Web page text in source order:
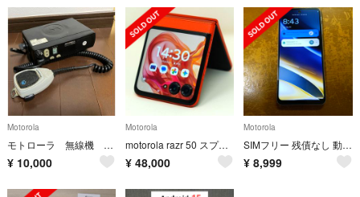
Motorola
モトローラ 無線機 GM3188 ジャンク品
¥ 10,000
Motorola
motorola razr 50 スプリッツオレンジ (12GB/512GB)
¥ 48,000
Motorola
SIMフリー 残債なし 動作確認済み
¥ 8,999